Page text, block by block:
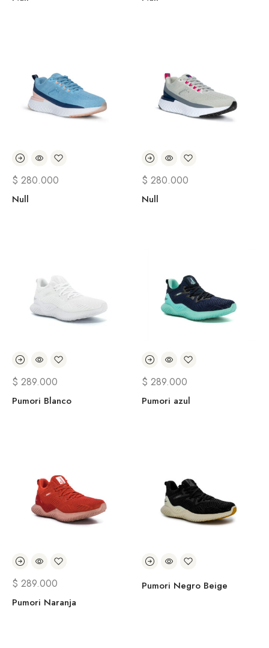
$ 280.000
Null
$ 280.000
Null
$ 289.000
Pumori Blanco
$ 289.000
Pumori azul
$ 289.000
Pumori Naranja
Pumori Negro Beige